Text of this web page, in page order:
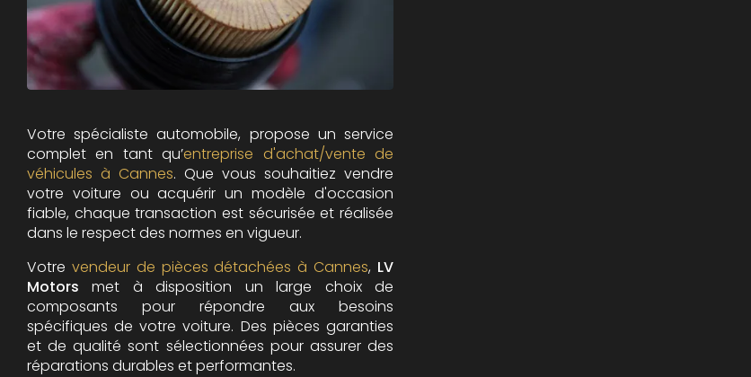
Votre spécialiste automobile, propose un service
complet en tant qu’entreprise d'achat/vente de
véhicules à Cannes. Que vous souhaitiez vendre
votre voiture ou acquérir un modèle d'occasion
fiable, chaque transaction est sécurisée et réalisée
dans le respect des normes en vigueur.
Votre vendeur de pièces détachées à Cannes, LV
Motors met à disposition un large choix de
composants pour répondre aux besoins
spécifiques de votre voiture. Des pièces garanties
et de qualité sont sélectionnées pour assurer des
réparations durables et performantes.